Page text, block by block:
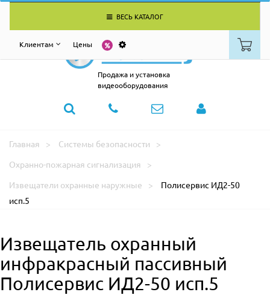
ВЕСЬ КАТАЛОГ
Клиентам Цены
Продажа и установка
видеооборудования
Главная
Системы безопасности
Охранно-пожарная сигнализация
Извещатели охранные наружные
Полисервис ИД2-50
исп.5
Извещатель охранный
инфракрасный пассивный
Полисервис ИД2-50 исп.5